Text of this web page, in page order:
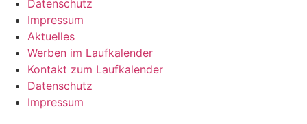
Datenschutz
Impressum
Aktuelles
Werben im Laufkalender
Kontakt zum Laufkalender
Datenschutz
Impressum